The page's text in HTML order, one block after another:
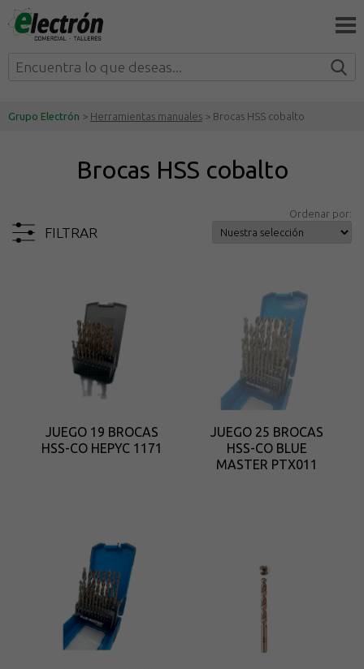
Grupo Electrón > Herramientas manuales > Brocas HSS cobalto
Brocas HSS cobalto
FILTRAR
Ordenar por:
JUEGO 19 BROCAS
HSS-CO HEPYC 1171
JUEGO 25 BROCAS
HSS-CO BLUE
MASTER PTX011